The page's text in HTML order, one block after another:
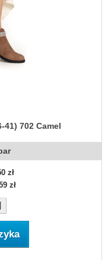
702 Camel
zł
zł